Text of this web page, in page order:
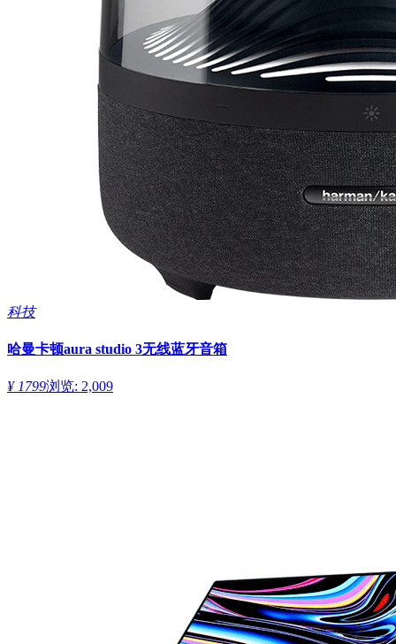
科技
哈曼卡顿aura studio 3无线蓝牙音箱
¥ 1799浏览: 2,009